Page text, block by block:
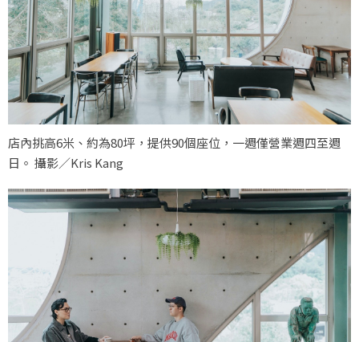
店內挑高6米、約為80坪，提供90個座位，一週僅營業週四至週
日。 攝影／Kris Kang